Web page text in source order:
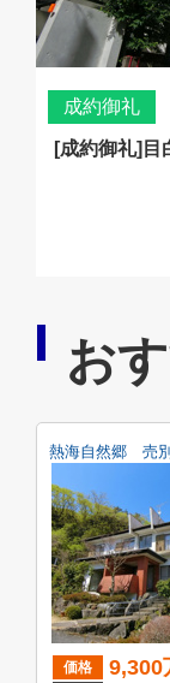
成約御礼
[成約御礼]目
お
熱海自然郷 売
価格 9,300